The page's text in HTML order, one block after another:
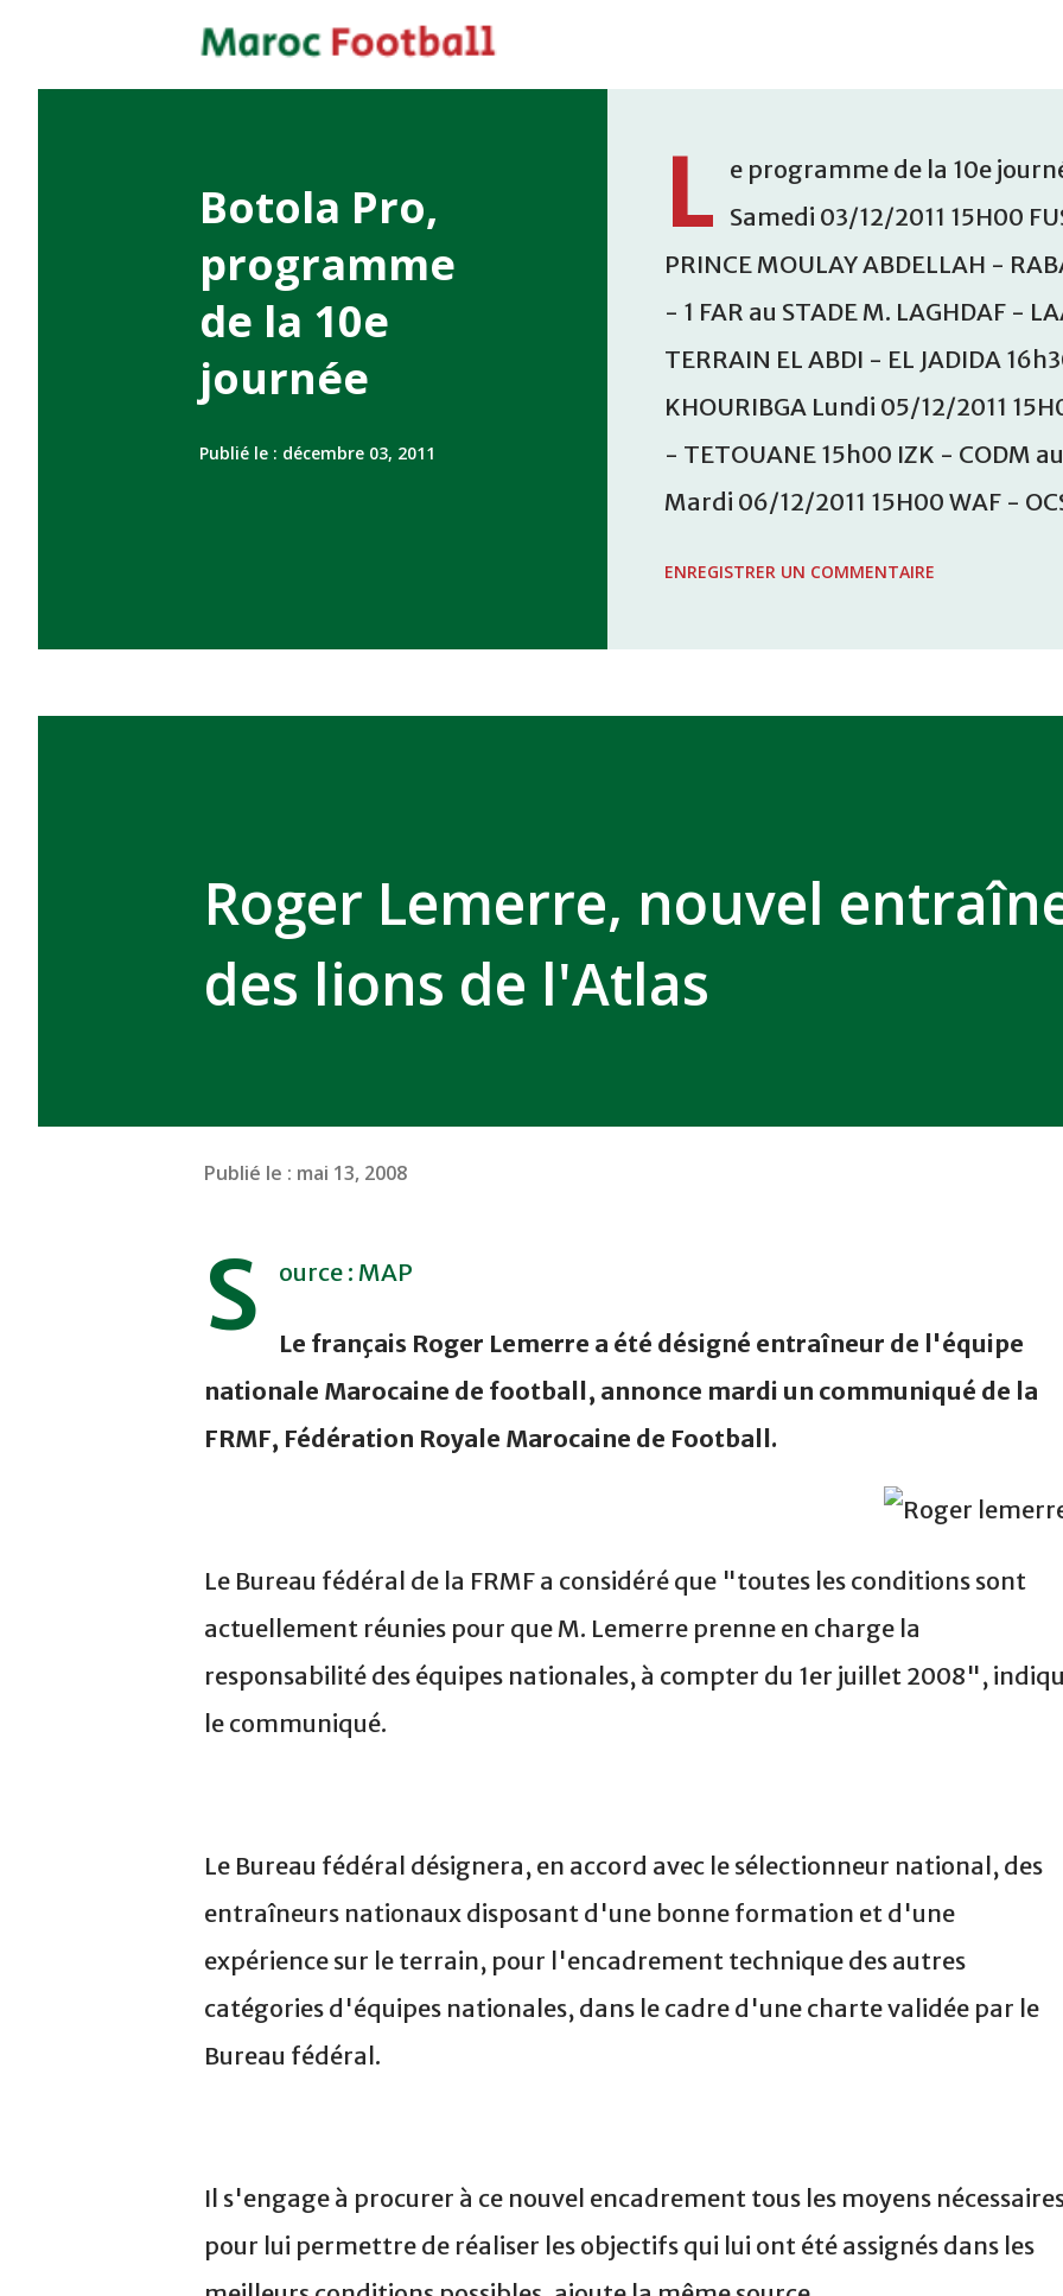
Botola Pro,
programme
de la 10e
journée
Publié le : décembre 03, 2011
L e programme de la 10e
Samedi 03/12/2011 15H00
PRINCE MOULAY ABDELLAH -
- 1 FAR au STADE M. LAGHDAF -
TERRAIN EL ABDI - EL JADIDA
KHOURIBGA Lundi 05/12/2011
- TETOUANE 15h00 IZK - CODM
Mardi 06/12/2011 15H00 WAF -
ENREGISTRER UN COMMENTAIRE
Roger Lemerre, nouvel
des lions de l'Atlas
Publié le : mai 13, 2008
S ource : MAP
Le français Roger Lemerre a été désigné entraîneur de l'équipe
nationale Marocaine de football, annonce mardi un communiqué de la
FRMF, Fédération Royale Marocaine de Football.
Le Bureau fédéral de la FRMF a considéré que "toutes les conditions sont
actuellement réunies pour que M. Lemerre prenne en charge la
responsabilité des équipes nationales, à compter du 1er juillet 2008",
le communiqué.
Le Bureau fédéral désignera, en accord avec le sélectionneur national, des
entraîneurs nationaux disposant d'une bonne formation et d'une
expérience sur le terrain, pour l'encadrement technique des autres
catégories d'équipes nationales, dans le cadre d'une charte validée par le
Bureau fédéral.
Il s'engage à procurer à ce nouvel encadrement tous les moyens
pour lui permettre de réaliser les objectifs qui lui ont été assignés dans les